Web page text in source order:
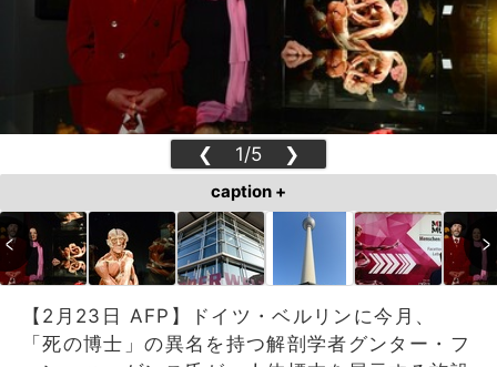
❮ 1/5 ❯
caption +
【2月23日 AFP】ドイツ・ベルリンに今月、
「死の博士」の異名を持つ解剖学者グンター・フ